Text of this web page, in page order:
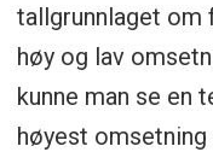
tallgrunnlaget om
høy og lav
kunne man se en
høyest omsetning